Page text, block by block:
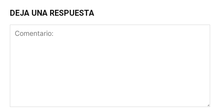
DEJA UNA RESPUESTA